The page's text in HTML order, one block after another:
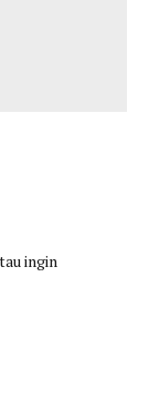
ingin